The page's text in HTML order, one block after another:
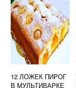
12 ЛОЖЕК ПИРОГ
В МУЛЬТИВАРКЕ